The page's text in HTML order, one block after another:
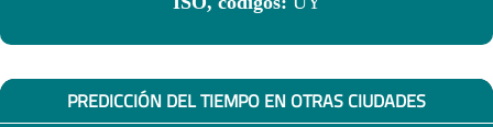
PREDICCIÓN DEL TIEMPO EN OTRAS CIUDADES